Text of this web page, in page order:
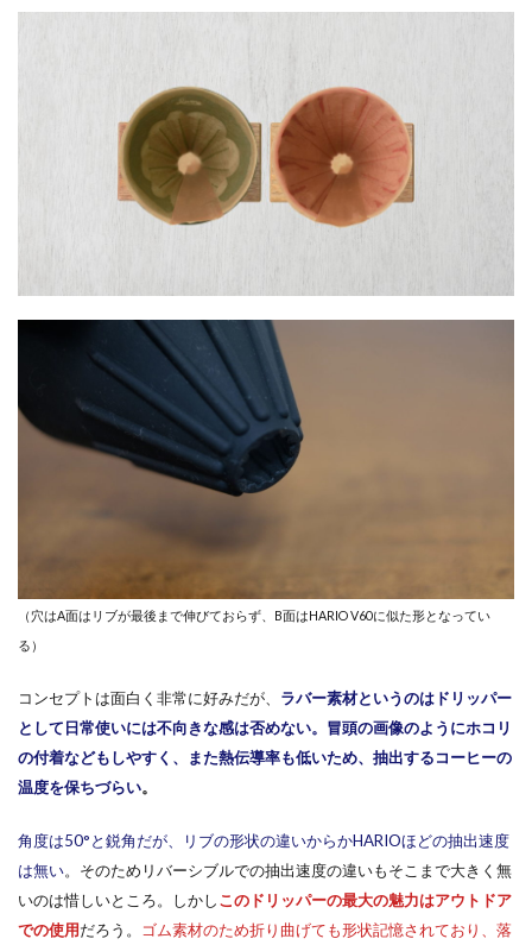
（穴はA面はリブが最後まで伸びておらず、B面はHARIO V60に似た形となってい
る）
コンセプトは面白く非常に好みだが、 ラバー素材というのはドリッパー
として日常使いには不向きな感は否めない。冒頭の画像のようにホコリ
の付着などもしやすく、また熱伝導率も低いため、抽出するコーヒーの
温度を保ちづらい。
角度は50°と鋭角だが、リブの形状の違いからかHARIOほどの抽出速度
は無い。そのためリバーシブルでの抽出速度の違いもそこまで大きく無
いのは惜しいところ。しかしこのドリッパーの最大の魅力はアウトドア
での使用だろう。 ゴム素材のため折り曲げても形状記憶されており、落